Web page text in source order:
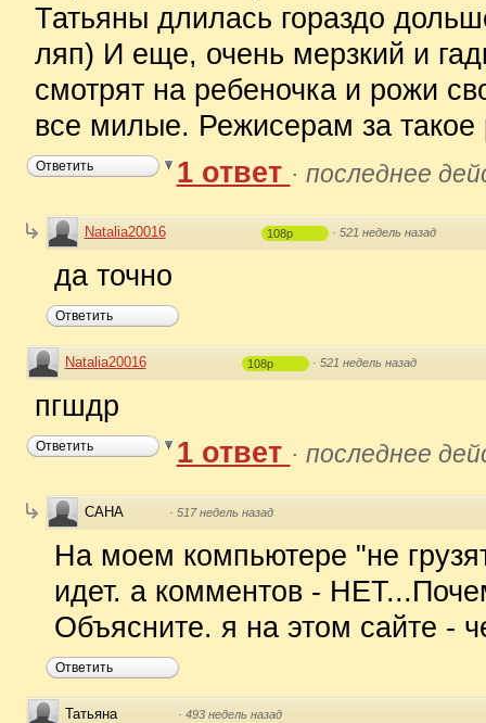
Татьяны длилась гораздо
ляп) И еще, очень мерзкий и
смотрят на ребеночка и рожи
все милые. Режисерам за
Ответить 1 ответ · последнее
Natalia20016 108p · 521 недель назад
да точно
Ответить
Natalia20016 108p · 521 недель назад
пгшдр
Ответить 1 ответ · последнее
САНА · 517 недель назад
На моем компьютере "не
идет. а комментов -
Объясните. я на этом сайте -
Ответить
Татьяна · 493 недель назад